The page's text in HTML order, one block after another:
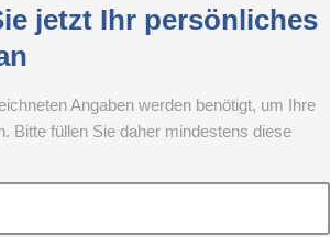
jetzt Ihr persönliches
Angaben werden benötigt, um Ihre
Bitte füllen Sie daher mindestens diese